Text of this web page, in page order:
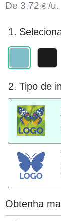
De 3,72 € /u.
1.
2. Tipo de
Obtenha